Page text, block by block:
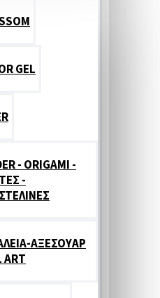
GEL
- ORIGAMI -
-
ΑΞΕΣΟΥΑΡ
ART